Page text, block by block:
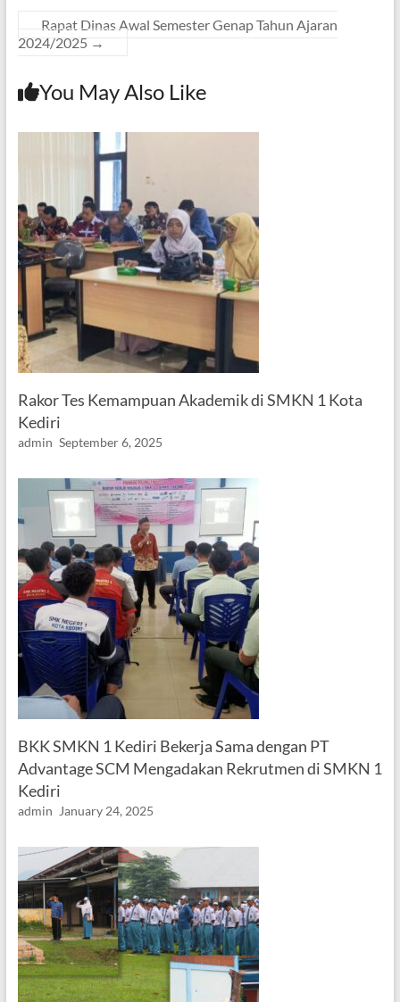
Rapat Dinas Awal Semester Genap Tahun Ajaran
2024/2025 →
You May Also Like
Rakor Tes Kemampuan Akademik di SMKN 1 Kota
Kediri
admin September 6, 2025
BKK SMKN 1 Kediri Bekerja Sama dengan PT
Advantage SCM Mengadakan Rekrutmen di SMKN 1
Kediri
admin January 24, 2025